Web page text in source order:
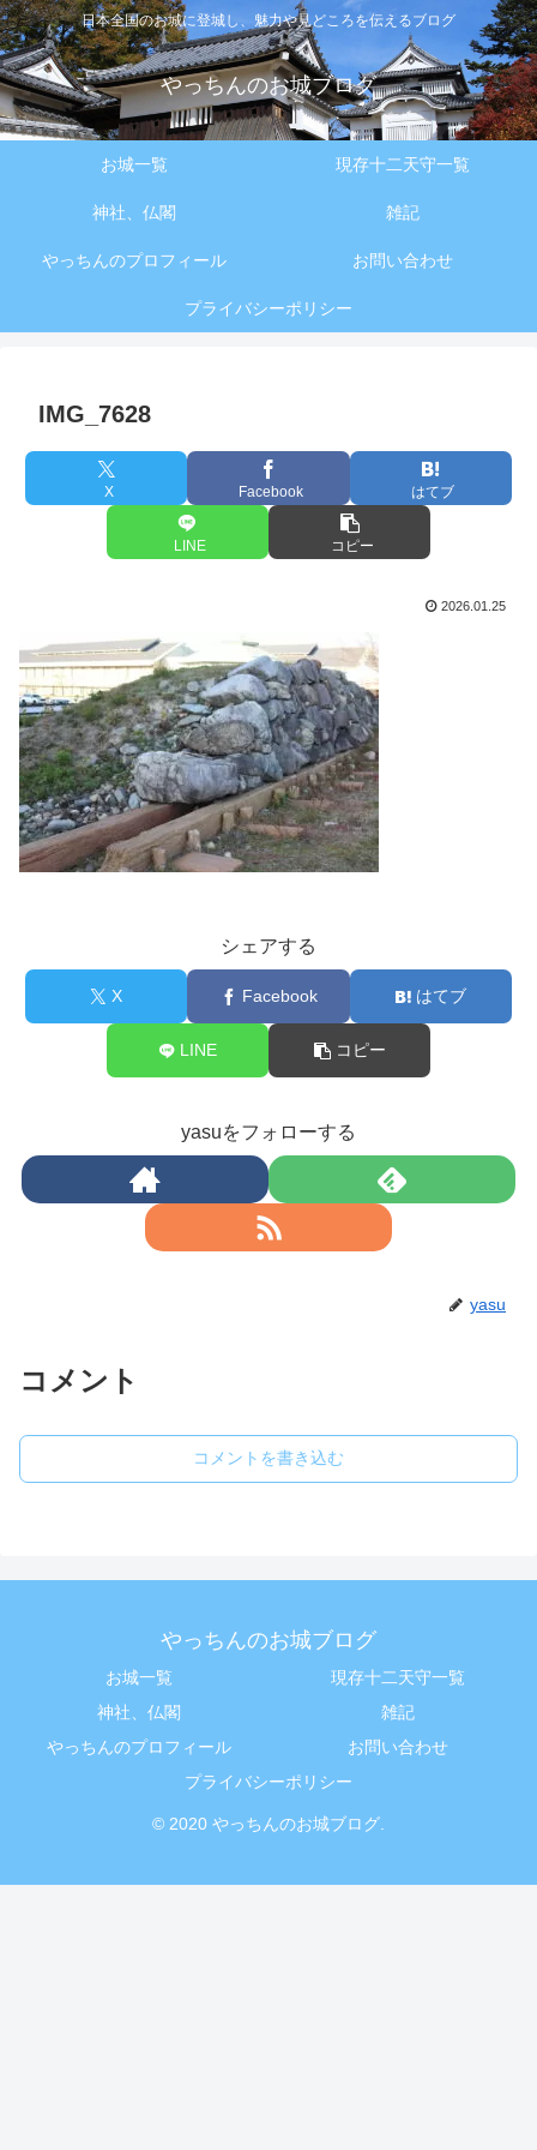
日本全国のお城に登城し、魅力や見どころを伝えるブログ
やっちんのお城ブログ
お城一覧 現存十二天守一覧
神社、仏閣 雑記
やっちんのプロフィール お問い合わせ
プライバシーポリシー
IMG_7628
X Facebook はてブ
LINE コピー
2026.01.25
シェアする
X Facebook はてブ
LINE コピー
yasuをフォローする
yasu
コメント
コメントを書き込む
やっちんのお城ブログ
お城一覧
現存十二天守一覧
神社、仏閣
雑記
やっちんのプロフィール
お問い合わせ
プライバシーポリシー
© 2020 やっちんのお城ブログ.